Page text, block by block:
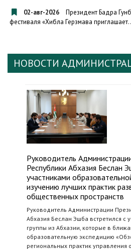
02-авг-2026
Президент Бадра
фестиваля «Хибла Герзмава
НОВОСТИ
Руководитель
Республики Абхазия Беслан
участниками
изучению лучших практик
общественных пространств
Руководитель Администрации
Абхазия Беслан Эшба встретился с
группы из Абхазии, которые в
образовательную экспедицию
региональных практик